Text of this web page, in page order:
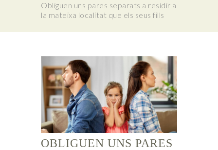
Obliguen uns pares separats a residir a
la mateixa localitat que els seus fills
OBLIGUEN UNS PARES